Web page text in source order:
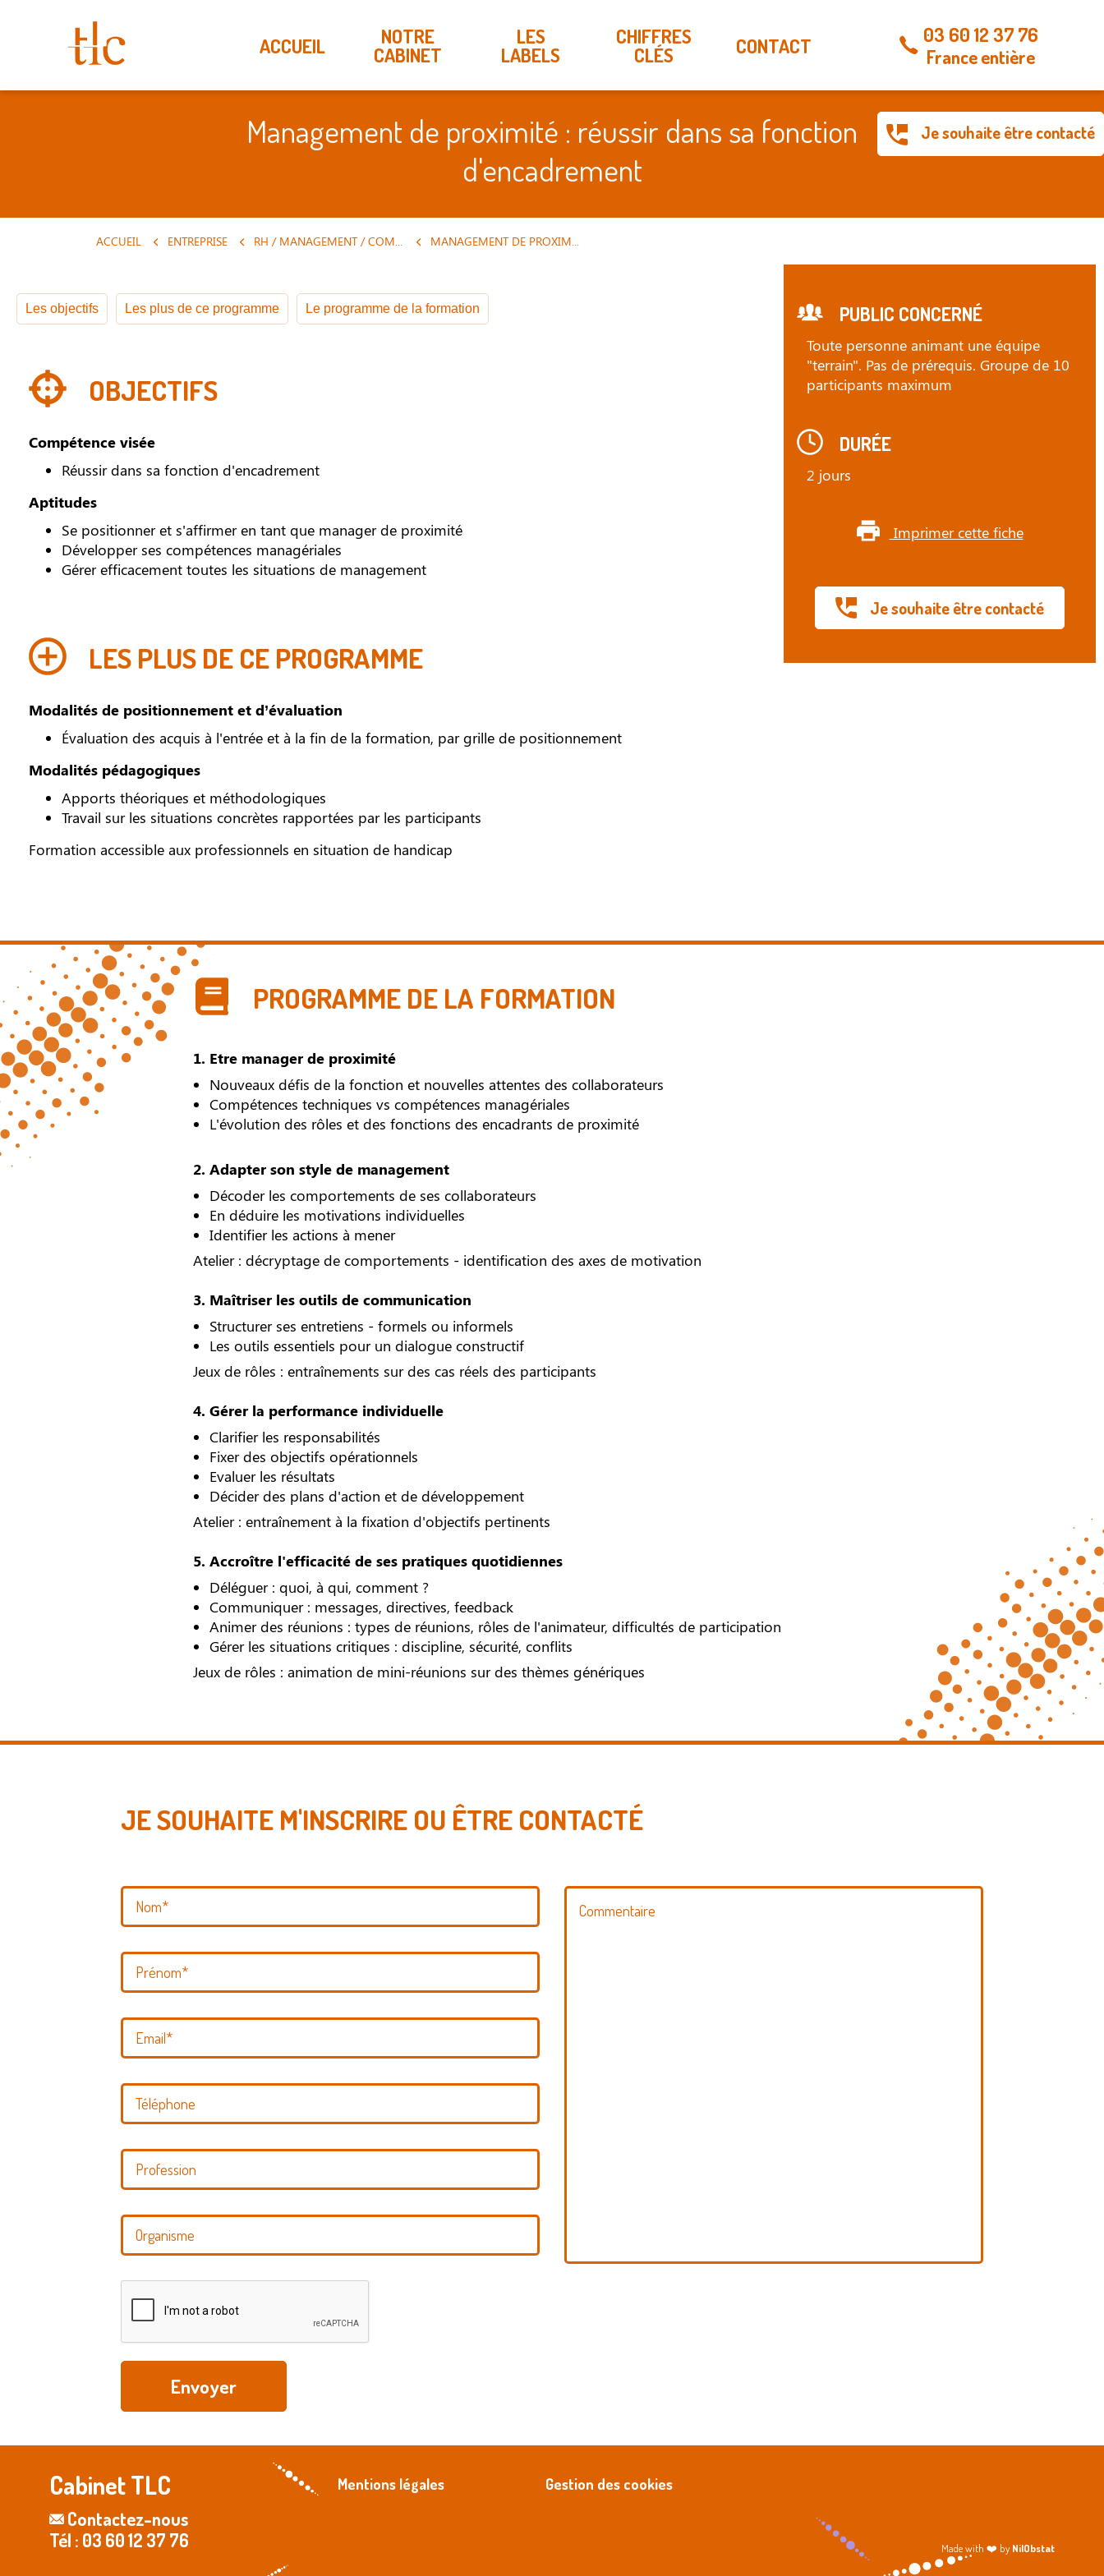
ACCUEIL NOTRE
CABINET
LES
LABELS
CHIFFRES
CLÉS CONTACT 03 60 12 37 76
France entière
Management de proximité : réussir dans sa fonction
d'encadrement
Je souhaite être contacté
ACCUEIL ENTREPRISE RH / MANAGEMENT / COMMUNICATION MANAGEMENT DE PROXIMITÉ : RÉUSSIR DANS SA FONCTION D'ENCADREMENT
Les objectifs Les plus de ce programme Le programme de la formation
OBJECTIFS
Compétence visée
Réussir dans sa fonction d'encadrement
Aptitudes
Se positionner et s'affirmer en tant que manager de proximité
Développer ses compétences managériales
Gérer efficacement toutes les situations de management
LES PLUS DE CE PROGRAMME
Modalités de positionnement et d’évaluation
Évaluation des acquis à l'entrée et à la fin de la formation, par grille de positionnement
Modalités pédagogiques
Apports théoriques et méthodologiques
Travail sur les situations concrètes rapportées par les participants
Formation accessible aux professionnels en situation de handicap
PUBLIC CONCERNÉ
Toute personne animant une équipe
"terrain". Pas de prérequis. Groupe de 10
participants maximum
DURÉE
2 jours
Imprimer cette fiche
Je souhaite être contacté
PROGRAMME DE LA FORMATION
1. Etre manager de proximité
Nouveaux défis de la fonction et nouvelles attentes des collaborateurs
Compétences techniques vs compétences managériales
L'évolution des rôles et des fonctions des encadrants de proximité
2. Adapter son style de management
Décoder les comportements de ses collaborateurs
En déduire les motivations individuelles
Identifier les actions à mener
Atelier : décryptage de comportements - identification des axes de motivation
3. Maîtriser les outils de communication
Structurer ses entretiens - formels ou informels
Les outils essentiels pour un dialogue constructif
Jeux de rôles : entraînements sur des cas réels des participants
4. Gérer la performance individuelle
Clarifier les responsabilités
Fixer des objectifs opérationnels
Evaluer les résultats
Décider des plans d'action et de développement
Atelier : entraînement à la fixation d'objectifs pertinents
5. Accroître l'efficacité de ses pratiques quotidiennes
Déléguer : quoi, à qui, comment ?
Communiquer : messages, directives, feedback
Animer des réunions : types de réunions, rôles de l'animateur, difficultés de participation
Gérer les situations critiques : discipline, sécurité, conflits
Jeux de rôles : animation de mini-réunions sur des thèmes génériques
JE SOUHAITE M'INSCRIRE OU ÊTRE CONTACTÉ
Envoyer
Cabinet TLC
Contactez-nous
Tél : 03 60 12 37 76
Mentions légales Gestion des cookies
Made with ❤️ byNilObstat